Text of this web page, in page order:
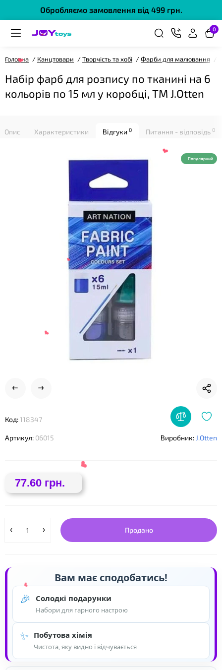
Обробляємо замовлення від 499 грн.
0
Головна Канцтовари Творчість та хобі Фарби для малювання
Набір фарб для розпису по тканині на 6
кольорів по 15 мл у коробці, ТМ J.Otten
Опис Характеристики Відгуки 0 Питання - відповідь 0
Популярний
Код:118347
Артикул: 06015 Виробник: J.Otten
77.60 грн.
Продано
Вам має сподобатись!
🎉 Солодкі подарунки
Набори для гарного настрою
✨ Побутова хімія
Чистота, яку видно і відчувається
❤